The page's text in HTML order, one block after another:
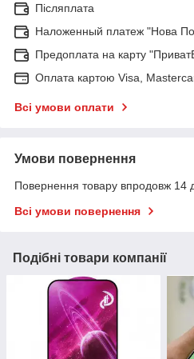
Післяплата
Наложенный платеж "Нова
Предоплата на карту
Оплата картою Visa,
Всі умови оплати
Умови повернення
Повернення товару впродовж 14
Всі умови повернення
Подібні товари компанії